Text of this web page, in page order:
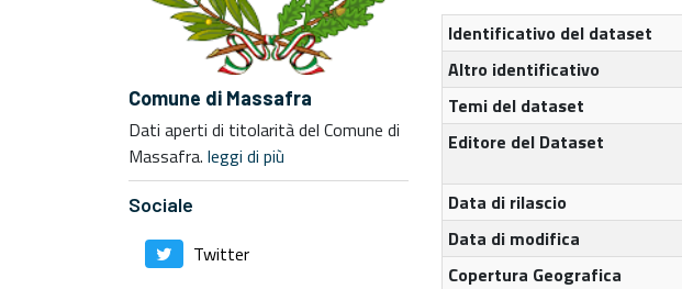
Comune di Massafra
Dati aperti di titolarità del Comune di
Massafra. leggi di più
Sociale
Twitter
Identificativo del dataset
Altro identificativo
Temi del dataset
Editore del Dataset
Data di rilascio
Data di modifica
Copertura Geografica